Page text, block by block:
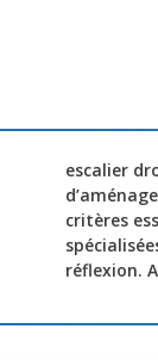
escalier
critères
réflexion.